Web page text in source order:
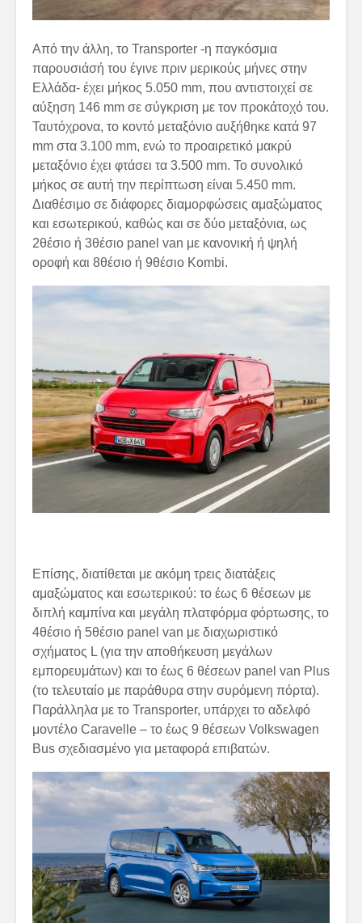
Από την άλλη, το Transporter -η παγκόσμια
παρουσιάσή του έγινε πριν μερικούς μήνες στην
Ελλάδα- έχει μήκος 5.050 mm, που αντιστοιχεί σε
αύξηση 146 mm σε σύγκριση με τον προκάτοχό του.
Ταυτόχρονα, το κοντό μεταξόνιο αυξήθηκε κατά 97
mm στα 3.100 mm, ενώ το προαιρετικό μακρύ
μεταξόνιο έχει φτάσει τα 3.500 mm. Το συνολικό
μήκος σε αυτή την περίπτωση είναι 5.450 mm.
Διαθέσιμο σε διάφορες διαμορφώσεις αμαξώματος
και εσωτερικού, καθώς και σε δύο μεταξόνια, ως
2θέσιο ή 3θέσιο panel van με κανονική ή ψηλή
οροφή και 8θέσιο ή 9θέσιο Kombi.
Επίσης, διατίθεται με ακόμη τρεις διατάξεις
αμαξώματος και εσωτερικού: το έως 6 θέσεων με
διπλή καμπίνα και μεγάλη πλατφόρμα φόρτωσης, το
4θέσιο ή 5θέσιο panel van με διαχωριστικό
σχήματος L (για την αποθήκευση μεγάλων
εμπορευμάτων) και το έως 6 θέσεων panel van Plus
(το τελευταίο με παράθυρα στην συρόμενη πόρτα).
Παράλληλα με το Transporter, υπάρχει το αδελφό
μοντέλο Caravelle – το έως 9 θέσεων Volkswagen
Bus σχεδιασμένο για μεταφορά επιβατών.